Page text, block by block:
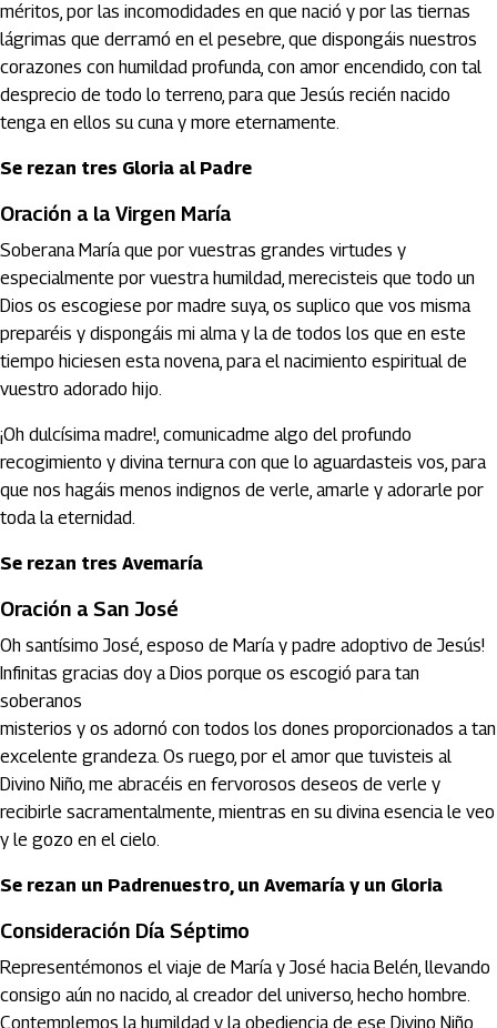
méritos, por las incomodidades en que nació y por las tiernas
lágrimas que derramó en el pesebre, que dispongáis nuestros
corazones con humildad profunda, con amor encendido, con tal
desprecio de todo lo terreno, para que Jesús recién nacido
tenga en ellos su cuna y more eternamente.
Se rezan tres Gloria al Padre
Oración a la Virgen María
Soberana María que por vuestras grandes virtudes y
especialmente por vuestra humildad, merecisteis que todo un
Dios os escogiese por madre suya, os suplico que vos misma
preparéis y dispongáis mi alma y la de todos los que en este
tiempo hiciesen esta novena, para el nacimiento espiritual de
vuestro adorado hijo.
¡Oh dulcísima madre!, comunicadme algo del profundo
recogimiento y divina ternura con que lo aguardasteis vos, para
que nos hagáis menos indignos de verle, amarle y adorarle por
toda la eternidad.
Se rezan tres Avemaría
Oración a San José
Oh santísimo José, esposo de María y padre adoptivo de Jesús!
Infinitas gracias doy a Dios porque os escogió para tan
soberanos
misterios y os adornó con todos los dones proporcionados a tan
excelente grandeza. Os ruego, por el amor que tuvisteis al
Divino Niño, me abracéis en fervorosos deseos de verle y
recibirle sacramentalmente, mientras en su divina esencia le veo
y le gozo en el cielo.
Se rezan un Padrenuestro, un Avemaría y un Gloria
Consideración Día Séptimo
Representémonos el viaje de María y José hacia Belén, llevando
consigo aún no nacido, al creador del universo, hecho hombre.
Contemplemos la humildad y la obediencia de ese Divino Niño,